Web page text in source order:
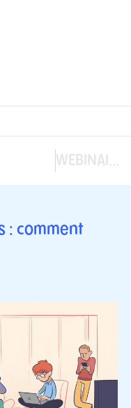
WEBINAIRE SUIVANT →
: comment